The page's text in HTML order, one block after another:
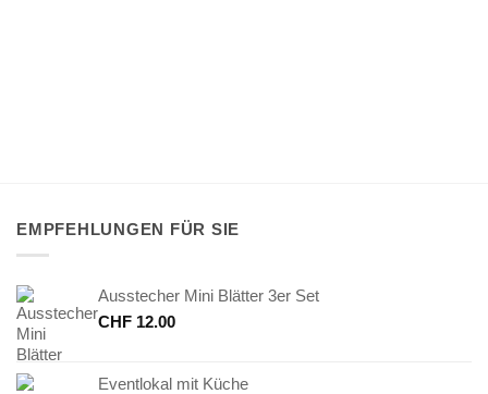
EMPFEHLUNGEN FÜR SIE
Ausstecher Mini Blätter 3er Set
CHF 12.00
Eventlokal mit Küche